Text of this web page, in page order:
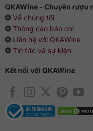
QKAWine - Chuyên rượu
Về chúng tôi
Thông cáo báo chí
Liên hệ với QKAWine
Tin tức và sự kiện
Kết nối với QKAWine